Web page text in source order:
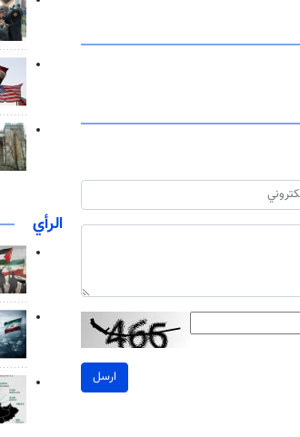
ارسل
الرأي